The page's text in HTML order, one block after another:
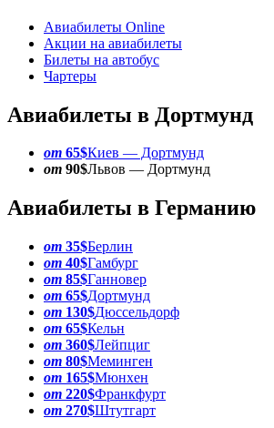
Авиабилеты Online
Акции на авиабилеты
Билеты на автобус
Чартеры
Авиабилеты в Дортмунд
от 65$Киев — Дортмунд
от 90$Львов — Дортмунд
Авиабилеты в Германию
от 35$Берлин
от 40$Гамбург
от 85$Ганновер
от 65$Дортмунд
от 130$Дюссельдорф
от 65$Кельн
от 360$Лейпциг
от 80$Меминген
от 165$Мюнхен
от 220$Франкфурт
от 270$Штутгарт